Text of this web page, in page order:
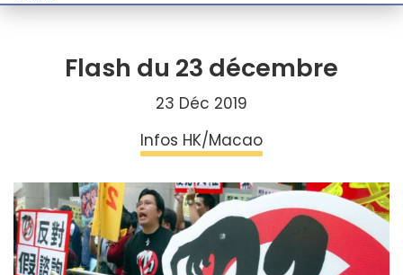
Flash du 23 décembre
23 Déc 2019
Infos HK/Macao